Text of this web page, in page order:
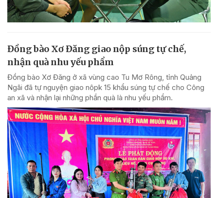
Đồng bào Xơ Đăng giao nộp súng tự chế,
nhận quà nhu yếu phẩm
Đồng bào Xơ Đăng ở xã vùng cao Tu Mơ Rông, tỉnh Quảng
Ngãi đã tự nguyện giao nôpk 15 khẩu súng tự chế cho Công
an xã và nhận lại những phần quà là nhu yếu phẩm.